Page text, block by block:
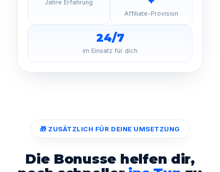
Jahre Erfahrung
Affiliate-Provision
24/7
im Einsatz für dich
🎁 ZUSÄTZLICH FÜR DEINE UMSETZUNG
Die Bonusse helfen dir,